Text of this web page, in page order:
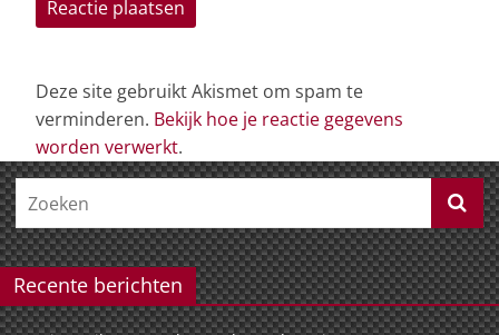
Deze site gebruikt Akismet om spam te
verminderen. Bekijk hoe je reactie gegevens
worden verwerkt.
Recente berichten